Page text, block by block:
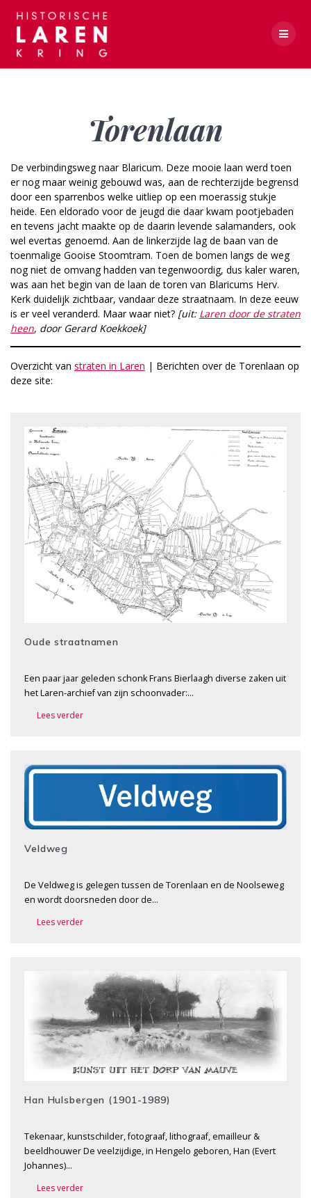
Torenlaan
De verbindingsweg naar Blaricum. Deze mooie laan werd toen
er nog maar weinig gebouwd was, aan de rechterzijde begrensd
door een sparrenbos welke uitliep op een moerassig stukje
heide. Een eldorado voor de jeugd die daar kwam pootjebaden
en tevens jacht maakte op de daarin levende salamanders, ook
wel evertas genoemd. Aan de linkerzijde lag de baan van de
toenmalige Gooise Stoomtram. Toen de bomen langs de weg
nog niet de omvang hadden van tegenwoordig, dus kaler waren,
was aan het begin van de laan de toren van Blaricums Herv.
Kerk duidelijk zichtbaar, vandaar deze straatnaam. In deze eeuw
is er veel veranderd. Maar waar niet? [uit: Laren door de straten
heen, door Gerard Koekkoek]
Overzicht van straten in Laren | Berichten over de Torenlaan op
deze site:
Oude straatnamen
Een paar jaar geleden schonk Frans Bierlaagh diverse zaken uit
het Laren-archief van zijn schoonvader:…
Lees verder
Veldweg
De Veldweg is gelegen tussen de Torenlaan en de Noolseweg
en wordt doorsneden door de…
Lees verder
Han Hulsbergen (1901-1989)
Tekenaar, kunstschilder, fotograaf, lithograaf, emailleur &
beeldhouwer De veelzijdige, in Hengelo geboren, Han (Evert
Johannes)…
Lees verder